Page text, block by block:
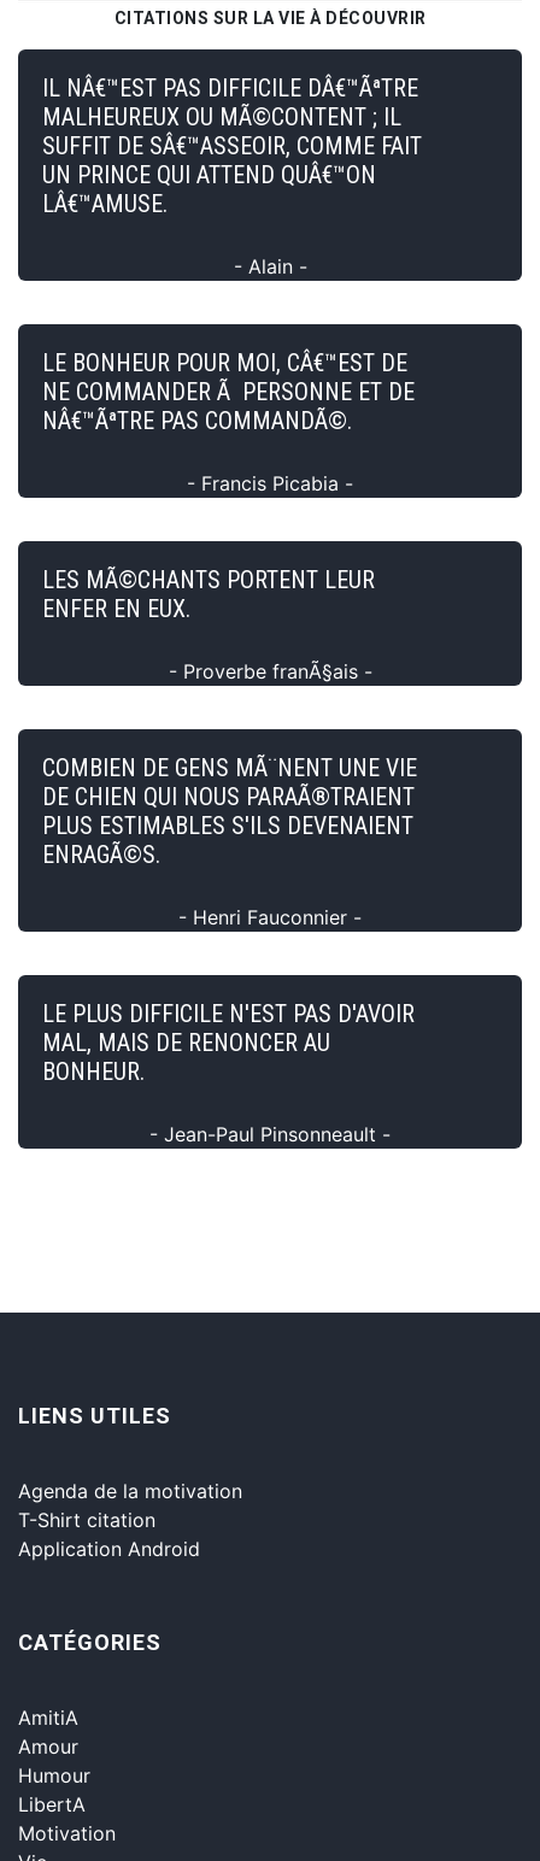
CITATIONS SUR LA VIE À DÉCOUVRIR
IL NÂ€™EST PAS DIFFICILE DÂ€™ÃªTRE
MALHEUREUX OU MÃ©CONTENT ; IL
SUFFIT DE SÂ€™ASSEOIR, COMME FAIT
UN PRINCE QUI ATTEND QUÂ€™ON
LÂ€™AMUSE.
- Alain -
LE BONHEUR POUR MOI, CÂ€™EST DE
NE COMMANDER Ã PERSONNE ET DE
NÂ€™ÃªTRE PAS COMMANDÃ©.
- Francis Picabia -
LES MÃ©CHANTS PORTENT LEUR
ENFER EN EUX.
- Proverbe franÃ§ais -
COMBIEN DE GENS MÃ¨NENT UNE VIE
DE CHIEN QUI NOUS PARAÃ®TRAIENT
PLUS ESTIMABLES S'ILS DEVENAIENT
ENRAGÃ©S.
- Henri Fauconnier -
LE PLUS DIFFICILE N'EST PAS D'AVOIR
MAL, MAIS DE RENONCER AU
BONHEUR.
- Jean-Paul Pinsonneault -
LIENS UTILES
Agenda de la motivation
T-Shirt citation
Application Android
CATÉGORIES
AmitiA
Amour
Humour
LibertA
Motivation